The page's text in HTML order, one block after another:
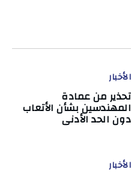
الأخبار
تحذير من عمادة
المهندسين بشأن الأتعاب
دون الحد الأدنى
الأخبار